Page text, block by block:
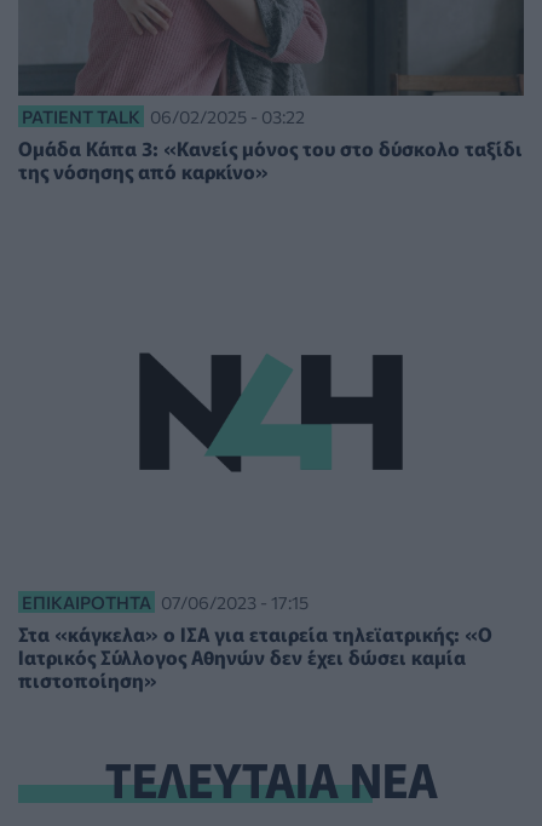
PATIENT TALK 06/02/2025 - 03:22
Ομάδα Κάπα 3: «Κανείς μόνος του στο δύσκολο ταξίδι
της νόσησης από καρκίνο»
ΕΠΙΚΑΙΡΌΤΗΤΑ 07/06/2023 - 17:15
Στα «κάγκελα» ο ΙΣΑ για εταιρεία τηλεϊατρικής: «Ο
Ιατρικός Σύλλογος Αθηνών δεν έχει δώσει καμία
πιστοποίηση»
ΤΕΛΕΥΤΑΙΑ ΝΕΑ